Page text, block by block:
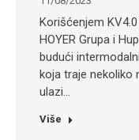
Korišćenjem
HOYER Grupa i
budući
koja traje nekoliko
ulazi…
Više